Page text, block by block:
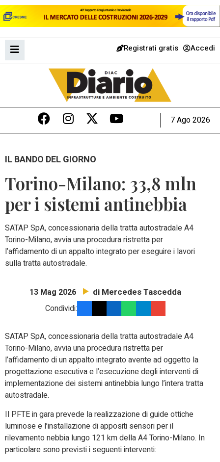
Registrati gratis Accedi
7 Ago 2026
IL BANDO DEL GIORNO
Torino-Milano: 33,8 mln
per i sistemi antinebbia
SATAP SpA, concessionaria della tratta autostradale A4
Torino-Milano, avvia una procedura ristretta per
l’affidamento di un appalto integrato per eseguire i lavori
sulla tratta autostradale.
13 Mag 2026 di Mercedes Tascedda
Condividi:
SATAP SpA, concessionaria della tratta autostradale A4
Torino-Milano, avvia una procedura ristretta per
l’affidamento di un appalto integrato avente ad oggetto la
progettazione esecutiva e l’esecuzione degli interventi di
implementazione dei sistemi antinebbia lungo l’intera tratta
autostradale.
Il PFTE in gara prevede la realizzazione di guide ottiche
luminose e l’installazione di appositi sensori per il
rilevamento nebbia lungo 121 km della A4 Torino-Milano. In
particolare sono previsti i seguenti interventi: